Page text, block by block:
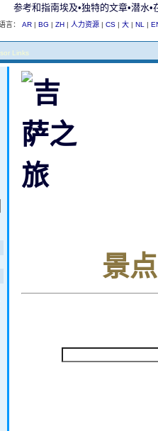
参考和指南埃及•独特的文章•潜水
言：AR |BG |ZH | 人力资源 |CS |大 |NL |
Links
景